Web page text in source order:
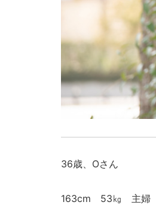
36歳、 Oさん
163cm 53㎏ 主婦